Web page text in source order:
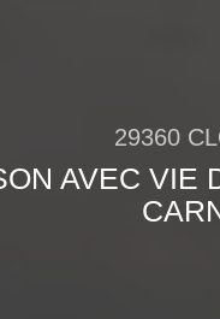
29360
AVEC VIE